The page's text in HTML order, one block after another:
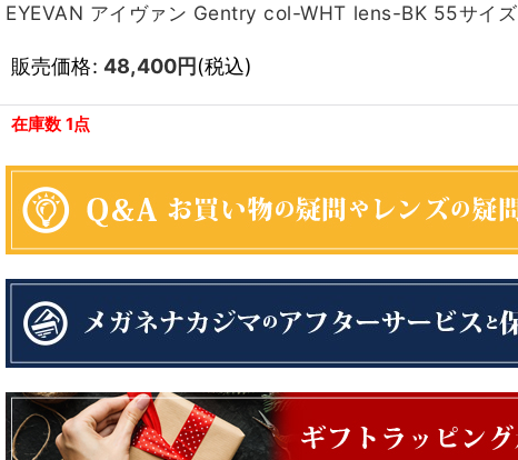
EYEVAN アイヴァン Gentry col-WHT lens-BK 55サイズ
販売価格: 48,400円(税込)
在庫数 1点